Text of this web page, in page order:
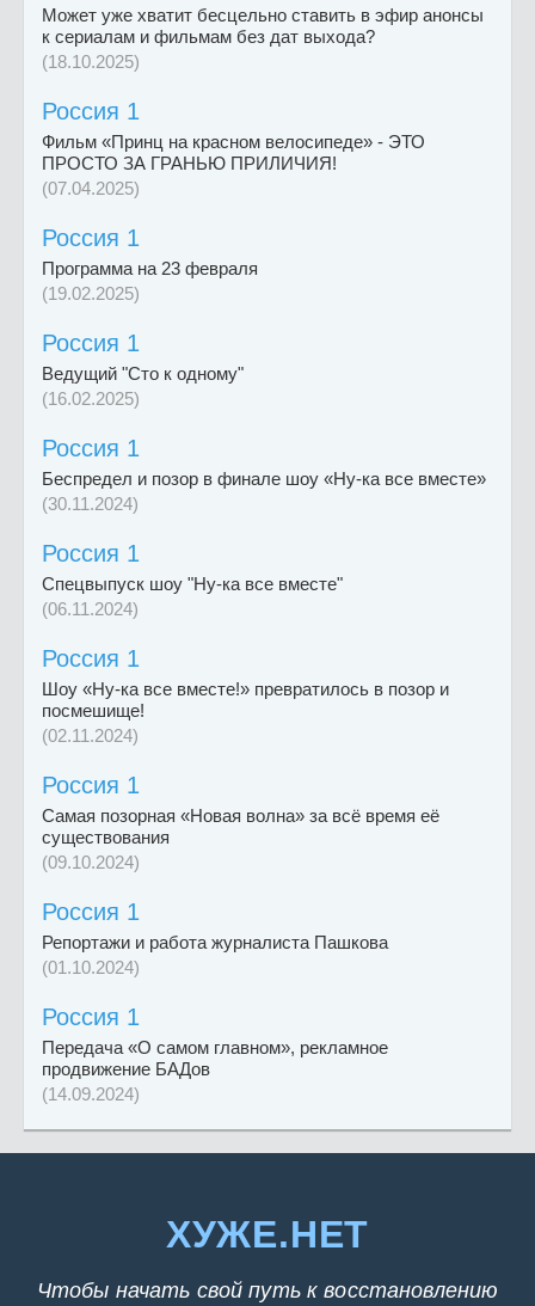
Может уже хватит бесцельно ставить в эфир анонсы
к сериалам и фильмам без дат выхода?
(18.10.2025)
Россия 1
Фильм «Принц на красном велосипеде» - ЭТО
ПРОСТО ЗА ГРАНЬЮ ПРИЛИЧИЯ!
(07.04.2025)
Россия 1
Программа на 23 февраля
(19.02.2025)
Россия 1
Ведущий "Сто к одному"
(16.02.2025)
Россия 1
Беспредел и позор в финале шоу «Ну-ка все вместе»
(30.11.2024)
Россия 1
Спецвыпуск шоу "Ну-ка все вместе"
(06.11.2024)
Россия 1
Шоу «Ну-ка все вместе!» превратилось в позор и
посмешище!
(02.11.2024)
Россия 1
Самая позорная «Новая волна» за всё время её
существования
(09.10.2024)
Россия 1
Репортажи и работа журналиста Пашкова
(01.10.2024)
Россия 1
Передача «О самом главном», рекламное
продвижение БАДов
(14.09.2024)
ХУЖЕ.НЕТ
Чтобы начать свой путь к восстановлению